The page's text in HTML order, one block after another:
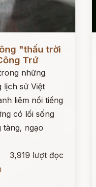
"thấu trời
Trứ
những
lịch sử Việt
liêm nổi tiếng
có lối sống
tàng, ngạo
3,919 lượt đọc